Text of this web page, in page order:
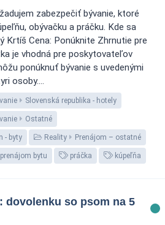
zabezpečiť bývanie, ktoré
obývačku a práčku. Kde sa
Krtíš Cena: Ponúknite Zhrnutie pre
je vhodná pre poskytovateľov
ponúknuť bývanie s uvedenými
osoby....
Slovenská republika - hotely
Ostatné
- byty Reality Prenájom – ostatné
prenájom bytu práčka kúpeľňa
dovolenku so psom na 5